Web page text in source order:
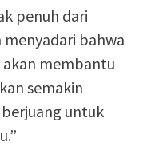
penuh dari
bahwa
membantu
semakin
untuk